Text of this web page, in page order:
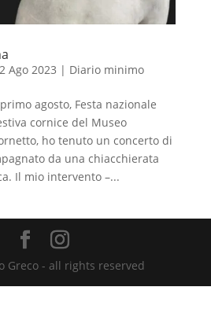
2 Ago 2023 | Diario minimo
agosto, Festa nazionale
cornice del Museo
ho tenuto un concerto di
da una chiacchierata
Il mio intervento –...
Greco - all rights reserved